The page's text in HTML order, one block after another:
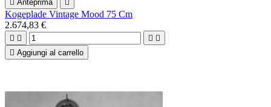
 Anteprima 
Kogeplade Vintage Mood 75 Cm
2.674,83 €
   
 Aggiungi al carrello